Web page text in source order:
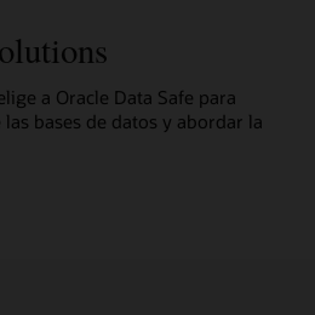
a Oracle Data Safe para
bases de datos y abordar la